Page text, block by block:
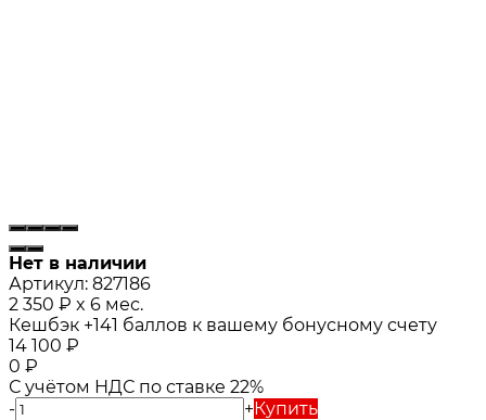
Нет в наличии
Артикул: 827186
2 350 ₽ x 6 мес.
Кешбэк +141 баллов к вашему бонусному счету
14 100 ₽
0 ₽
С учётом НДС по ставке 22%
-
+Купить